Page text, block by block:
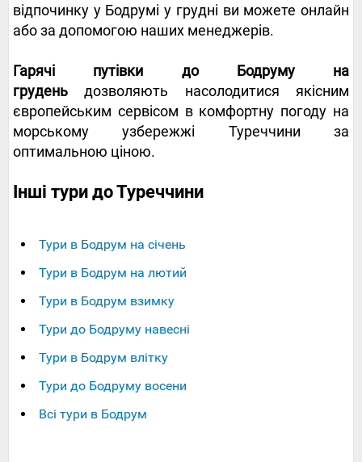
відпочинку у Бодрумі у грудні ви можете онлайн
або за допомогою наших менеджерів.
Гарячі путівки до Бодруму на
грудень дозволяють насолодитися якісним
європейським сервісом в комфортну погоду на
морському узбережжі Туреччини за
оптимальною ціною.
Інші тури до Туреччини
Тури в Бодрум на січень
Тури в Бодрум на лютий
Тури в Бодрум взимку
Тури до Бодруму навесні
Тури в Бодрум влітку
Тури до Бодруму восени
Всі тури в Бодрум